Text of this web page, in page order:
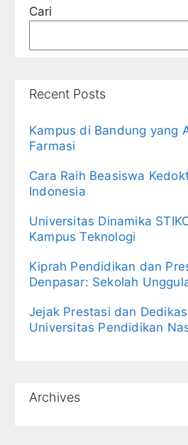
Cari
Recent Posts
Kampus di Bandung yang
Farmasi
Cara Raih Beasiswa
Indonesia
Universitas Dinamika
Kampus Teknologi
Kiprah Pendidikan dan
Denpasar: Sekolah
Jejak Prestasi dan
Universitas Pendidikan
Archives